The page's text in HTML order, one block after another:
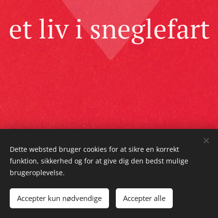
et liv i sneglefart
©
Cookies
Dette websted bruger cookies for at sikre en korrekt
funktion, sikkerhed og for at give dig den bedst mulige
brugeroplevelse.
Accepter kun nødvendige Accepter alle